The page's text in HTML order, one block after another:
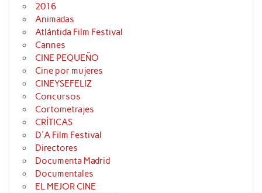
2016
Animadas
Atlántida Film Festival
Cannes
CINE PEQUEÑO
Cine por mujeres
CINEYSEFELIZ
Concursos
Cortometrajes
CRÍTICAS
D'A Film Festival
Directores
Documenta Madrid
Documentales
EL MEJOR CINE